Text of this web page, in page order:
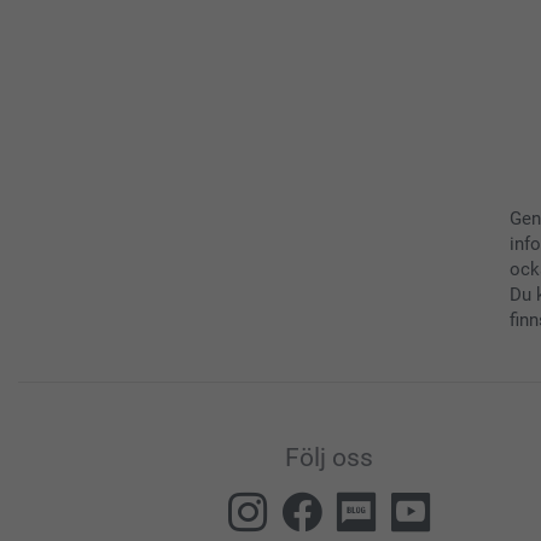
Du
Följ oss